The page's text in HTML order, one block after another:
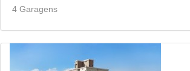
4 Garagens